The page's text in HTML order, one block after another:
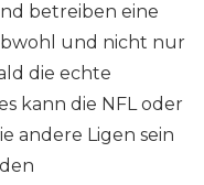
betreiben eine
und nicht nur
die echte
kann die NFL oder
andere Ligen sein